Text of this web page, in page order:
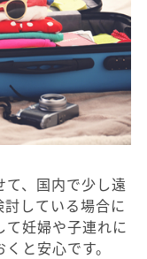
、国内で少し遠
している場合に
妊婦や子連れに
と安心です。